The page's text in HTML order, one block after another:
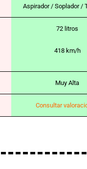
Aspirador / Soplador /
72 litros
418 km/h
Muy Alta
Consultar